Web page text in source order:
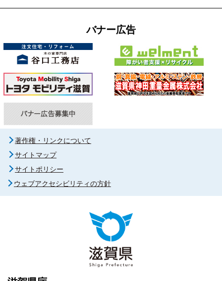
バナー広告
著作権・リンクについて
サイトマップ
サイトポリシー
ウェブアクセシビリティの方針